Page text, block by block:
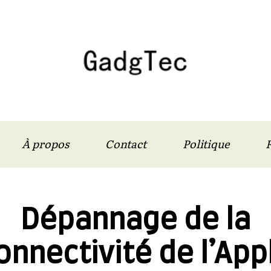
À propos Contact Politique
Dépannage de la
de